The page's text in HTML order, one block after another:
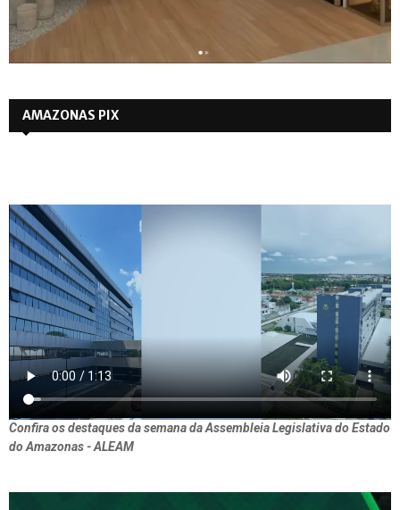
AMAZONAS PIX
Confira os destaques da semana da Assembleia Legislativa do Estado
do Amazonas - ALEAM